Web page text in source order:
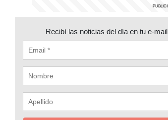
Recibí las noticias del día en tu e-mail